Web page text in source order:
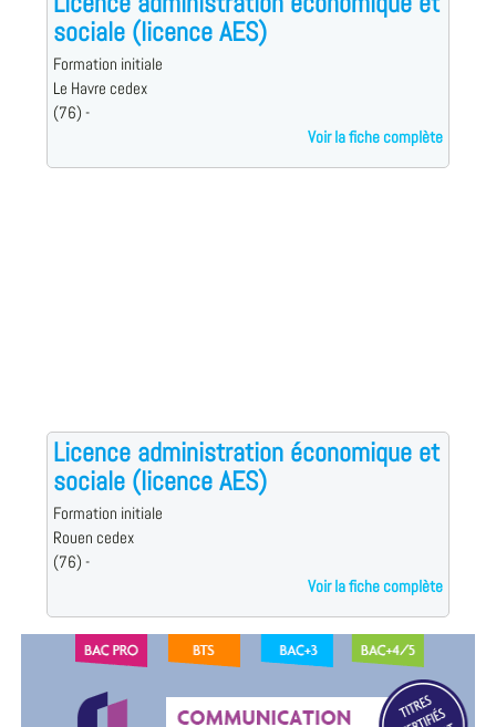
sociale (licence AES)
Formation initiale
Le Havre cedex
(76) -
Voir la fiche complète
Licence administration économique et
sociale (licence AES)
Formation initiale
Rouen cedex
(76) -
Voir la fiche complète